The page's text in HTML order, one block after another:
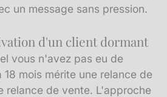
un message sans pression.
d'un client dormant
vous n'avez pas eu de
mois mérite une relance de
relance de vente. L'approche